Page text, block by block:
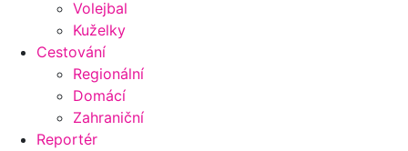
Volejbal
Kuželky
Cestování
Regionální
Domácí
Zahraniční
Reportér